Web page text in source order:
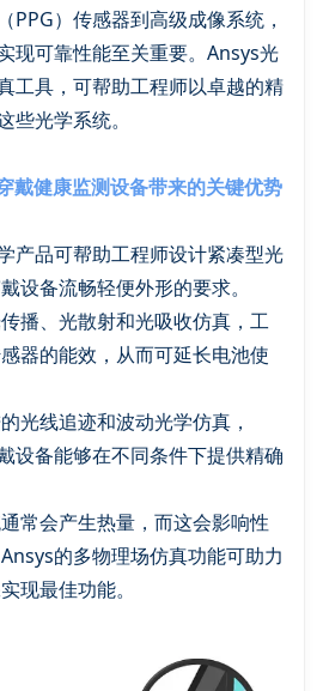
PPG）传感器到高级成像系统，
现可靠性能至关重要。Ansys光
工具，可帮助工程师以卓越的精
些光学系统。
戴健康监测设备带来的关键优势
产品可帮助工程师设计紧凑型光
设备流畅轻便外形的要求。
播、光散射和光吸收仿真，工
器的能效，从而可延长电池使
光线追迹和波动光学仿真，
设备能够在不同条件下提供精确
常会产生热量，而这会影响性
的多物理场仿真功能可助力
现最佳功能。